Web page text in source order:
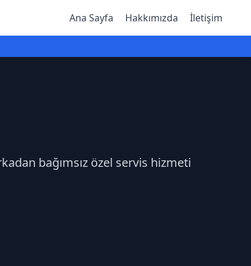
Ana Sayfa Hakkımızda İletişim
bağımsız özel servis hizmeti